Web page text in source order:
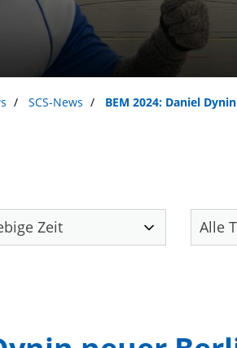
SCS-News BEM 2024: Daniel
Unser Verein